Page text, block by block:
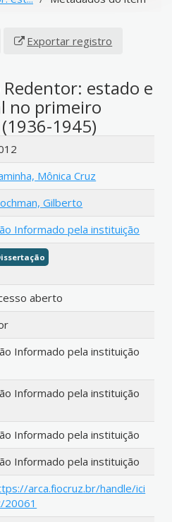
Exportar registro
estado e
no primeiro
1945)
Mônica Cruz
Gilberto
Informado pela instituição
aberto
Informado pela instituição
Informado pela instituição
Informado pela instituição
Informado pela instituição
arca.fiocruz.br/handle/ici
20061